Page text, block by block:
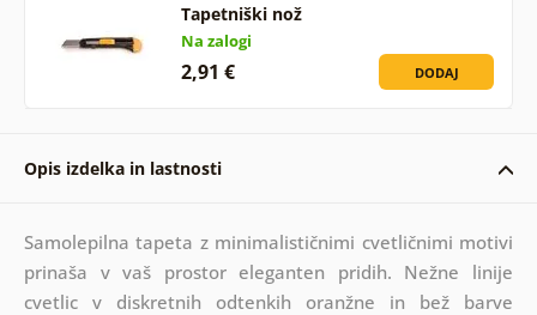
Tapetniški nož
Na zalogi
2,91 € DODAJ
Opis izdelka in lastnosti
Samolepilna tapeta z minimalističnimi cvetličnimi motivi
prinaša v vaš prostor eleganten pridih. Nežne linije
cvetlic v diskretnih odtenkih oranžne in bež barve